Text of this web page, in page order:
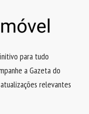
para tudo
a Gazeta do
relevantes